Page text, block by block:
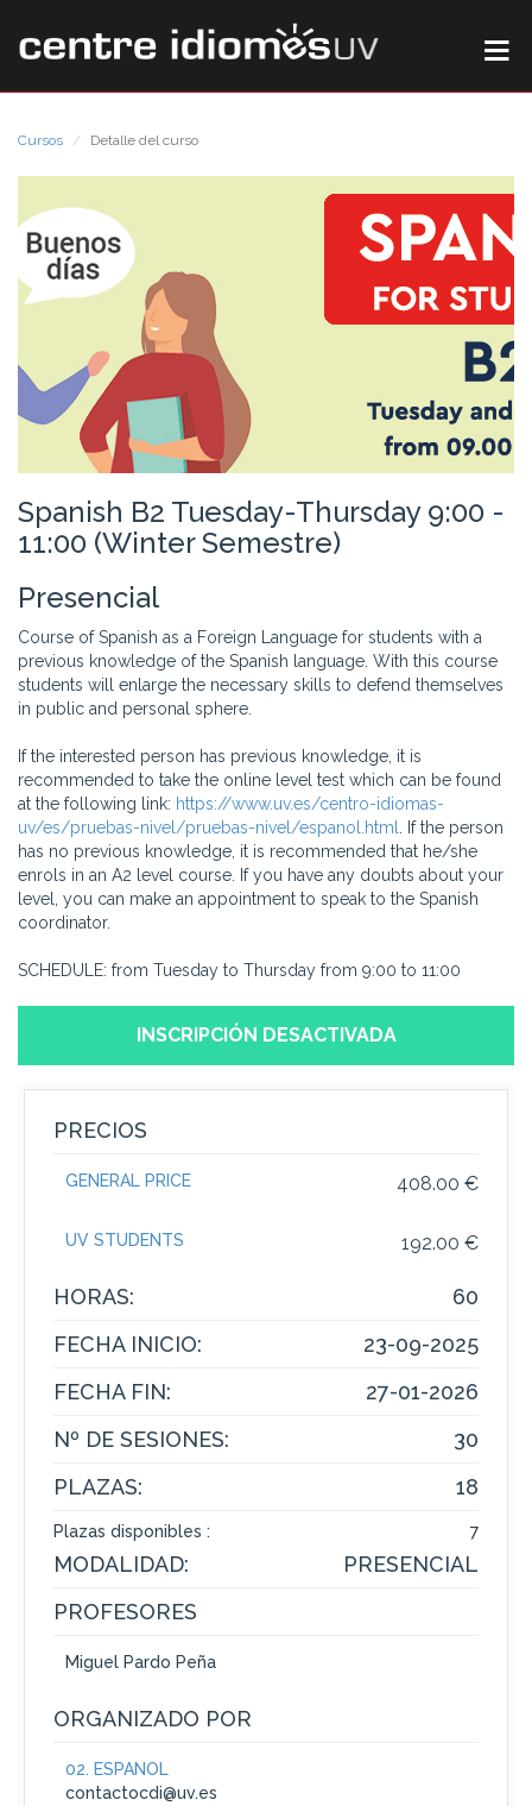
Cursos Detalle del curso
Spanish B2 Tuesday-Thursday 9:00 -
11:00 (Winter Semestre)
Presencial
Course of Spanish as a Foreign Language for students with a
previous knowledge of the Spanish language. With this course
students will enlarge the necessary skills to defend themselves
in public and personal sphere.
If the interested person has previous knowledge, it is
recommended to take the online level test which can be found
at the following link: https://www.uv.es/centro-idiomas-
uv/es/pruebas-nivel/pruebas-nivel/espanol.html
. If the person
has no previous knowledge, it is recommended that he/she
enrols in an A2 level course. If you have any doubts about your
level, you can make an appointment to speak to the Spanish
coordinator.
SCHEDULE: from Tuesday to Thursday from 9:00 to 11:00
INSCRIPCIÓN DESACTIVADA
PRECIOS
408.00 €
GENERAL PRICE
192.00 €
UV STUDENTS
HORAS:
60
FECHA INICIO:
23-09-2025
FECHA FIN:
27-01-2026
Nº DE SESIONES:
30
PLAZAS:
18
Plazas disponibles : 7
MODALIDAD:
PRESENCIAL
PROFESORES
Miguel Pardo Peña
ORGANIZADO POR
02. ESPAÑOL
contactocdi@uv.es